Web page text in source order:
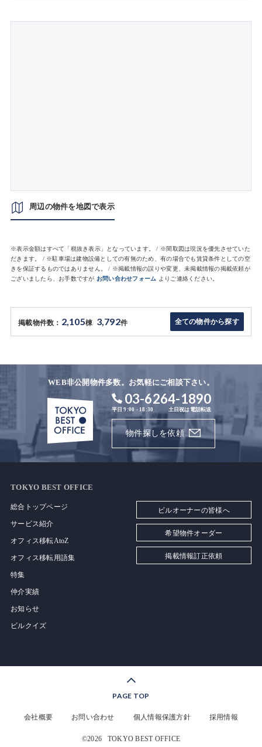
周辺の物件を地図で表示
※表示金額はすべて「税抜き表示」となっています。 / ※間取図は現況を優先させていた
だきます。 / ※駐車場は建物設備としての有無のため、有の場合でも賃貸条件としての空
きを保証するものではありません。 / ※掲載情報の誤りや変更、未掲載情報の掲載依頼が
ございましたら、お手数ですが お問い合わせフォーム よりご連絡ください。
掲載物件数： 2,105棟 3,792件 全ての物件から探す
WEB非公開物件多数。お気軽にご相談下さい。
03-6264-1890
平日 9:00 - 18:30 土日祝は電話転送
物件探しを依頼
TOKYO BEST OFFICE
総合トップページ
サービス紹介
オフィス移転AtoZ
オフィス移転用語集
特集
仲介実績
お知らせ
ビルクイズ
ビルオーナーの皆様へ
希望物件オーダー
掲載情報訂正依頼
PAGE TOP
会社概要 お問い合わせ 個人情報保護方針 採用情報
©2026 TOKYO BEST OFFICE